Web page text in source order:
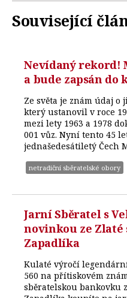
Související
Nevídaný rekord!
a bude zapsán
Ze světa je znám údaj o
který ustanovil v roce
mezi lety 1963 a 1978
001 vůz. Nyní tento 45
jednašedesátiletý Čech
netradiční sběratelské obory
Jarní Sběratel s
novinkou ze Zlaté
Zapadlíka
Kulaté výročí
560 na přítiskovém
sběratelskou bankovku